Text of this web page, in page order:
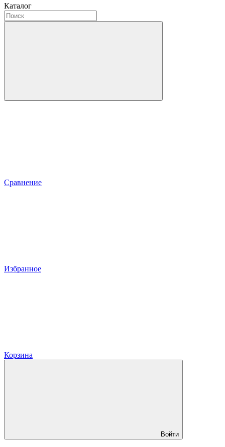
Каталог
Сравнение
Избранное
Корзина
Войти